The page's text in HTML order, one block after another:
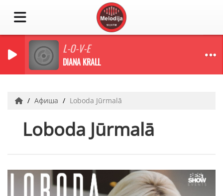
L-O-V-E
DIANA KRALL
Афиша Loboda Jūrmalā
Loboda Jūrmalā